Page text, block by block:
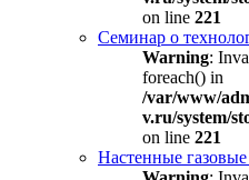
on line 221
Семинар о
Warning:
foreach() in
/var/www/
v.ru/system/
on line 221
Настенные